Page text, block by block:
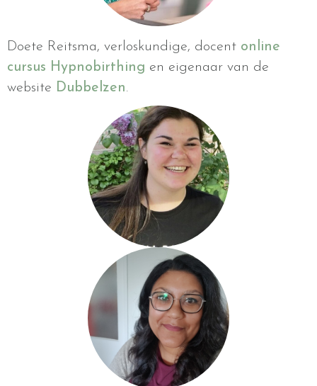
Doete Reitsma, verloskundige, docent online
cursus Hypnobirthing en eigenaar van de
website Dubbelzen.